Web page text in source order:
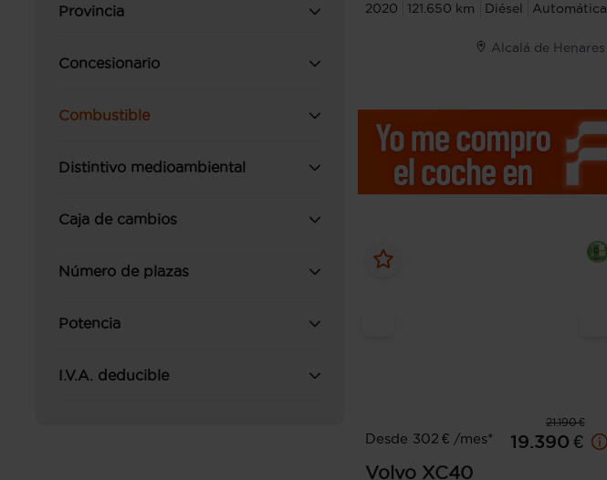
Provincia
Concesionario
Combustible
Distintivo medioambiental
Caja de cambios
Número de plazas
Potencia
I.V.A. deducible
2020 121.650 km Diésel Automática
Alcalá de Henares
21.190 €
Desde 302 € /mes*
19.390 €
Volvo XC40